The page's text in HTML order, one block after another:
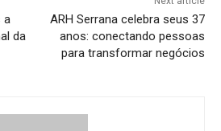
a
da
ARH Serrana celebra seus 37
anos: conectando pessoas
para transformar negócios